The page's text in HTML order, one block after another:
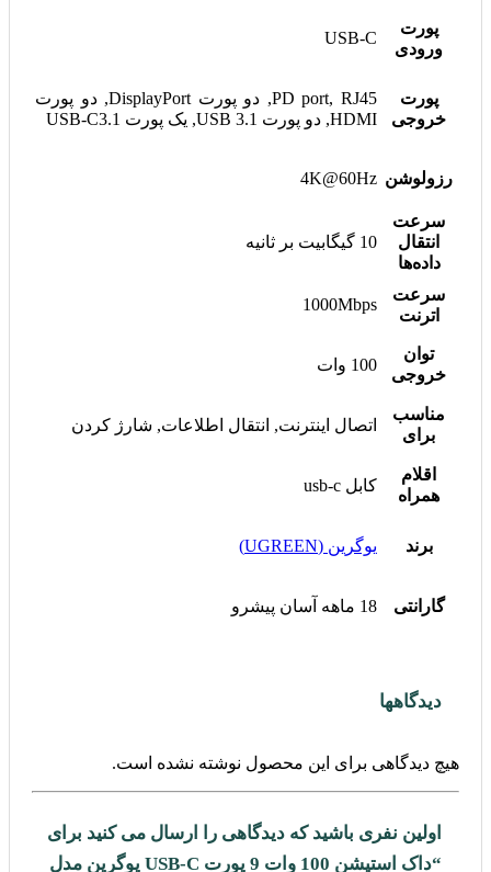
پورت
ورودی
USB-C
پورت
خروجی
PD port, RJ45, دو پورت DisplayPort, دو پورت
HDMI, دو پورت USB 3.1, یک پورت USB-C3.1
رزولوشن 4K@60Hz
سرعت
انتقال
داده‌ها
10 گیگابیت بر ثانیه
سرعت
اترنت
1000Mbps
توان
خروجی
100 وات
مناسب
برای
اتصال اینترنت, انتقال اطلاعات, شارژ کردن
اقلام
همراه
کابل usb-c
برند یوگرین (UGREEN)
گارانتی 18 ماهه آسان پیشرو
دیدگاهها
هیچ دیدگاهی برای این محصول نوشته نشده است.
اولین نفری باشید که دیدگاهی را ارسال می کنید برای
“داک استیشن 100 وات 9 پورت USB-C یوگرین مدل